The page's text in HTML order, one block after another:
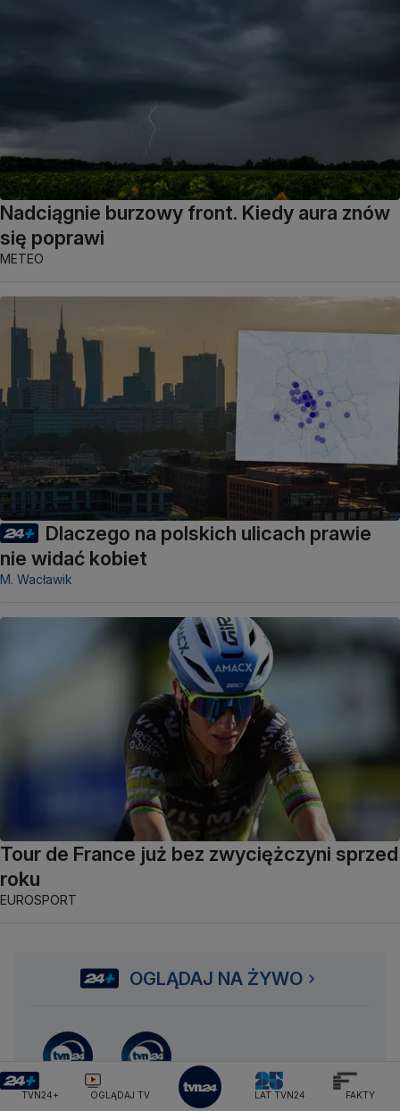
Nadciągnie burzowy front. Kiedy aura znów
się poprawi
METEO
Dlaczego na polskich ulicach prawie
nie widać kobiet
M. Wacławik
Tour de France już bez zwyciężczyni sprzed
roku
EUROSPORT
OGLĄDAJ NA ŻYWO
TVN24 TVN24 BiS
TVN24+ OGLĄDAJ TV LAT TVN24 FAKTY